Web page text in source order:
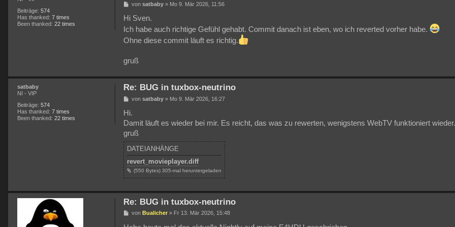
Beiträge: 574
Has thanked: 7 times
Been thanked: 22 times
B
i
r
a
g
von satbaby» Mo 9. Mär 2026, 11:56
Hi Sven.
Ich habe auch richtige Gefühl gehabt. Commit danach ist eben, wo ich reverted vorher habe.
Ohne diese commit läuft es richtig.
gruß
satbaby
NI - VIP
Beiträge: 574
Has thanked: 7 times
Been thanked: 22 times
Re: BUG in tuxbox-neutrino
B
i
r
a
g
von satbaby» Mo 9. Mär 2026, 16:27
Hi.
Damit läuft es wieder bei mir. Es reicht, das was zu rewerten, wenigstens WebTV funktioniert wieder.
gruß
DATEIANHÄNGE
revert_movieplayer.diff
(550 Bytes) 305-mal heruntergeladen
Re: BUG in tuxbox-neutrino
B
i
von Bualicher» Fr 13. Mär 2026, 15:48